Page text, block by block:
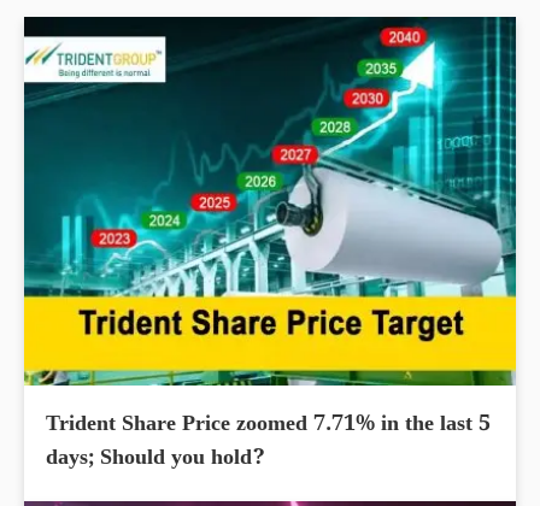
Trident Share Price zoomed 7.71% in the last 5
days; Should you hold?